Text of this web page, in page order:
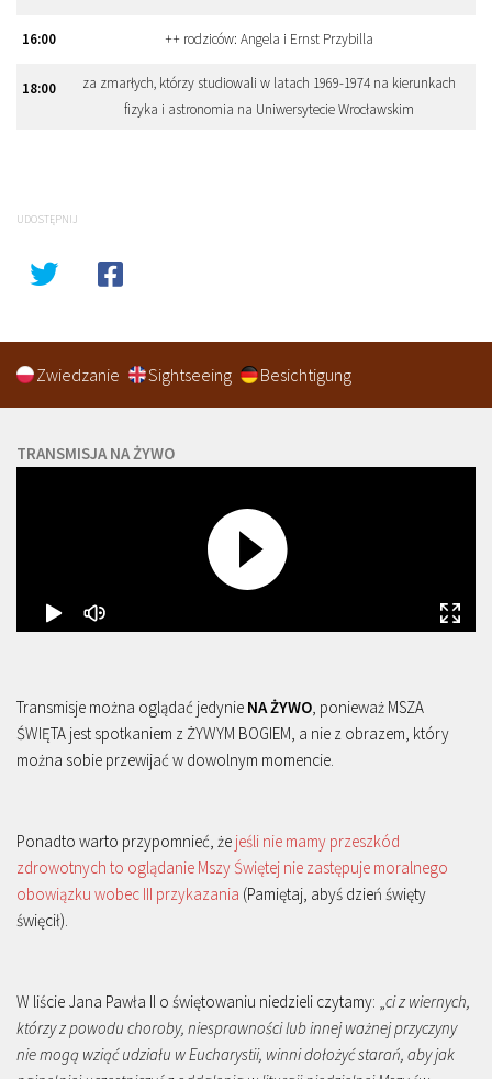
16:00 ++ rodziców: Angela i Ernst Przybilla
18:00
za zmarłych, którzy studiowali w latach 1969-1974 na kierunkach
fizyka i astronomia na Uniwersytecie Wrocławskim
UDOSTĘPNIJ
Zwiedzanie Sightseeing Besichtigung
TRANSMISJA NA ŻYWO
Transmisje można oglądać jedynie NA ŻYWO , ponieważ MSZA
ŚWIĘTA jest spotkaniem z ŻYWYM BOGIEM, a nie z obrazem, który
można sobie przewijać w dowolnym momencie.
Ponadto warto przypomnieć, że jeśli nie mamy przeszkód
zdrowotnych to oglądanie Mszy Świętej nie zastępuje moralnego
obowiązku wobec III przykazania (Pamiętaj, abyś dzień święty
święcił).
W liście Jana Pawła II o świętowaniu niedzieli czytamy: „ ci z wiernych,
którzy z powodu choroby, niesprawności lub innej ważnej przyczyny
nie mogą wziąć udziału w Eucharystii, winni dołożyć starań, aby jak